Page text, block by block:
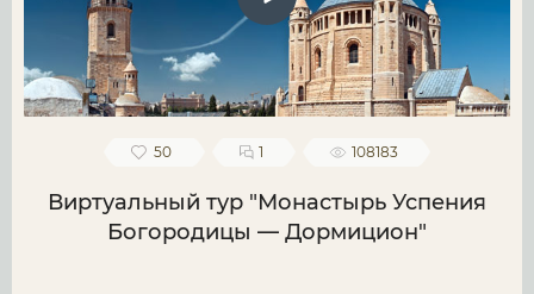
50 1 108183
Виртуальный тур "Монастырь Успения
Богородицы — Дормицион"